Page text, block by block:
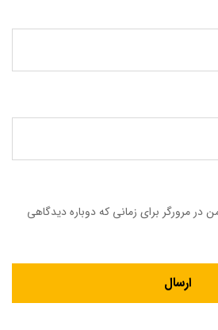
در مرورگر برای زمانی که دوباره دیدگاهی